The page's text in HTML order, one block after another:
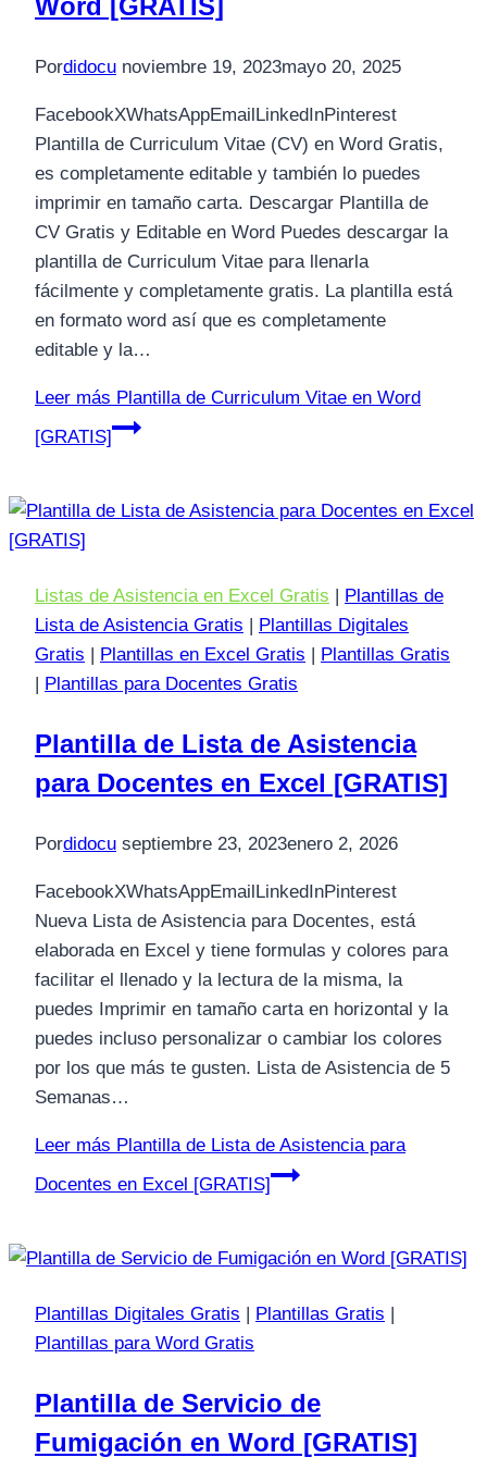
Word [GRATIS]
Pordidocu noviembre 19, 2023mayo 20, 2025
FacebookXWhatsAppEmailLinkedInPinterest
Plantilla de Curriculum Vitae (CV) en Word Gratis,
es completamente editable y también lo puedes
imprimir en tamaño carta. Descargar Plantilla de
CV Gratis y Editable en Word Puedes descargar la
plantilla de Curriculum Vitae para llenarla
fácilmente y completamente gratis. La plantilla está
en formato word así que es completamente
editable y la…
Leer más Plantilla de Curriculum Vitae en Word
[GRATIS]
Listas de Asistencia en Excel Gratis | Plantillas de
Lista de Asistencia Gratis | Plantillas Digitales
Gratis | Plantillas en Excel Gratis | Plantillas Gratis
| Plantillas para Docentes Gratis
Plantilla de Lista de Asistencia
para Docentes en Excel [GRATIS]
Pordidocu septiembre 23, 2023enero 2, 2026
FacebookXWhatsAppEmailLinkedInPinterest
Nueva Lista de Asistencia para Docentes, está
elaborada en Excel y tiene formulas y colores para
facilitar el llenado y la lectura de la misma, la
puedes Imprimir en tamaño carta en horizontal y la
puedes incluso personalizar o cambiar los colores
por los que más te gusten. Lista de Asistencia de 5
Semanas…
Leer más Plantilla de Lista de Asistencia para
Docentes en Excel [GRATIS]
Plantillas Digitales Gratis | Plantillas Gratis |
Plantillas para Word Gratis
Plantilla de Servicio de
Fumigación en Word [GRATIS]